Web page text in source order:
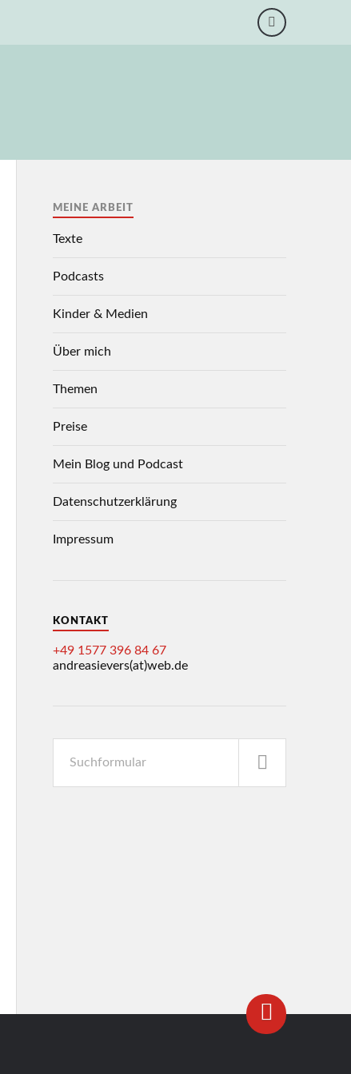
MEINE ARBEIT
Texte
Podcasts
Kinder & Medien
Über mich
Themen
Preise
Mein Blog und Podcast
Datenschutzerklärung
Impressum
KONTAKT
+49 1577 396 84 67
andreasievers(at)web.de